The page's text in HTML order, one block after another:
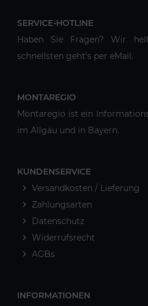
SERVICE-HOTLINE
Haben Sie Fragen? Wir
schnellsten geht's per eMail.
MONTAREGIO
Montaregio ist ein
im Allgäu und in Bayern.
KUNDENSERVICE
Versandkosten / Lieferung
Zahlungsarten
Datenschutz
Widerrufsrecht
AGBs
INFORMATIONEN